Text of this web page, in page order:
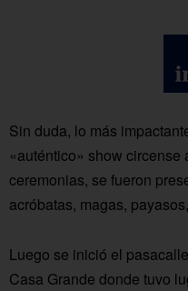
Sin duda, lo más
«auténtico» show circense
ceremonias, se fueron
acróbatas, magas,
Luego se inició el
Casa Grande donde tuvo